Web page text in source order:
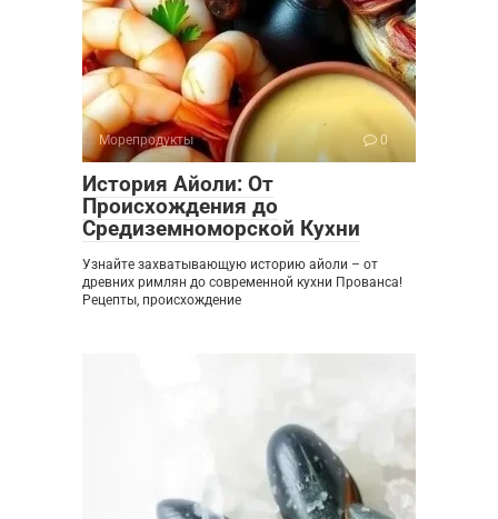
Морепродукты 0
История Айоли: От
Происхождения до
Средиземноморской Кухни
Узнайте захватывающую историю айоли – от
древних римлян до современной кухни Прованса!
Рецепты, происхождение